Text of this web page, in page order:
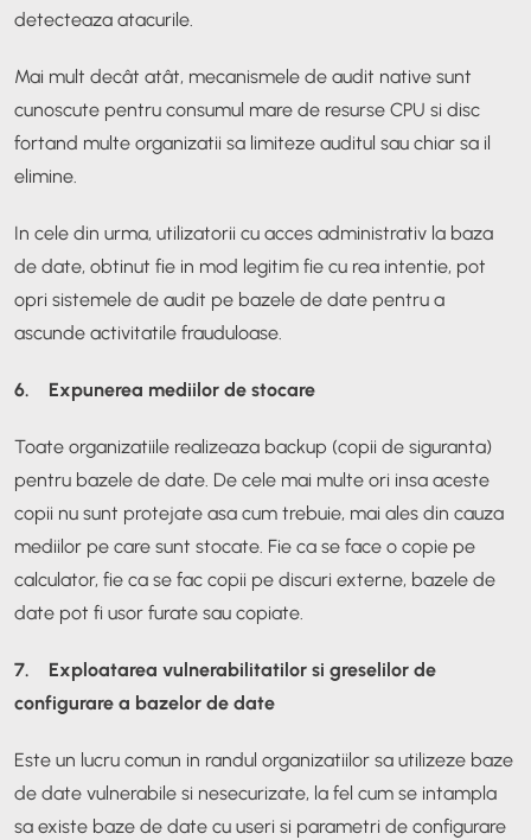
detecteaza atacurile.
Mai mult decât atât, mecanismele de audit native sunt
cunoscute pentru consumul mare de resurse CPU si disc
fortand multe organizatii sa limiteze auditul sau chiar sa il
elimine.
In cele din urma, utilizatorii cu acces administrativ la baza
de date, obtinut fie in mod legitim fie cu rea intentie, pot
opri sistemele de audit pe bazele de date pentru a
ascunde activitatile frauduloase.
6. Expunerea mediilor de stocare
Toate organizatiile realizeaza backup (copii de siguranta)
pentru bazele de date. De cele mai multe ori insa aceste
copii nu sunt protejate asa cum trebuie, mai ales din cauza
mediilor pe care sunt stocate. Fie ca se face o copie pe
calculator, fie ca se fac copii pe discuri externe, bazele de
date pot fi usor furate sau copiate.
7. Exploatarea vulnerabilitatilor si greselilor de
configurare a bazelor de date
Este un lucru comun in randul organizatiilor sa utilizeze baze
de date vulnerabile si nesecurizate, la fel cum se intampla
sa existe baze de date cu useri si parametri de configurare